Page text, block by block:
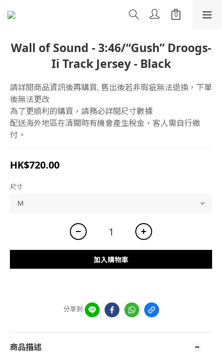
Wall of Sound - 3:46/“Gush” Droogs-
Ii Track Jersey - Black
請詳閱商品資訊後再購買, 售出後若非瑕疵無法退換，下單
後無法更改
為了更順利的購買，請務必詳閱尺寸數據
配送海外地區在清關時有機會產生稅金，客人需自行繳
付。
HK$720.00
尺寸
加入購物車
分享到
商品描述